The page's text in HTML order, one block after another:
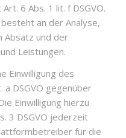
6 Abs. 1 lit. f DSGVO.
an der Analyse,
Absatz und der
Leistungen.
Einwilligung des
a DSGVO gegenüber
Einwilligung hierzu
3 DSGVO jederzeit
für die